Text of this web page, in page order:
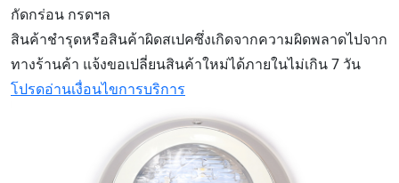
กัดกร่อน กรดฯล
สินค้าชำรุดหรือสินค้าผิดสเปคซึ่งเกิดจากความผิดพลาดไปจาก
ทางร้านค้า แจ้งขอเปลี่ยนสินค้าใหม่ได้ภายในไม่เกิน 7 วัน
โปรดอ่านเงื่อนไขการบริการ